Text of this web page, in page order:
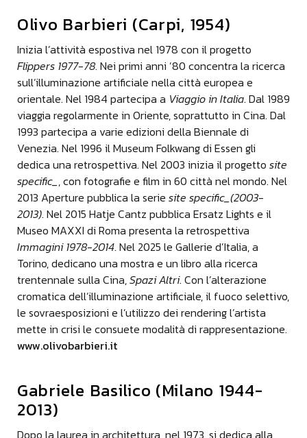
tempo, in modo tale da offrire ai mantovani,
alla città di Mantova, ai mantovani, di vedere
quella che è la città e il territorio mantovano e la
gente di Mantova attraverso l'occhio di questi
grandi fotografi.
Luca Giovannini - Direttore Generale -
Fondazione BAM
È una mostra molto importante perché è coerente
con i dettami della Fondazione BAM che sono, da
sempre, quelli di valorizzare il patrimonio artistico
e culturale della Città. Dal 2004 abbiamo
chiamato dei maestri fotografi che si sono
succeduti nell’immortalare Mantova, che nel
frattempo cambiava, ai quali si è unito, ora, Luca
Campigotto, che è considerato il fotografo della
notte. Alcuni suoi scatti notturni sono famosi in
tutto il mondo.
Mantova ha un richiamo importante dal punto di
vista turistico, grazie anche ai suoi monumenti
che questa diventi un'equazione vincente
Mario Peliti - Curatore Mostra
L'importanza di questa mostra, a mio avviso in
Olivo Barbieri (Carpi, 1954)
Inizia l’attività espostiva nel 1978 con il progetto
Flippers 1977-78. Nei primi anni ’80 concentra la ricerca
sull’illuminazione artificiale nella città europea e
orientale. Nel 1984 partecipa a Viaggio in Italia. Dal 1989
viaggia regolarmente in Oriente, soprattutto in Cina. Dal
1993 partecipa a varie edizioni della Biennale di
Venezia. Nel 1996 il Museum Folkwang di Essen gli
dedica una retrospettiva. Nel 2003 inizia il progetto site
specific_, con fotografie e film in 60 città nel mondo. Nel
2013 Aperture pubblica la serie site specific_(2003-
2013). Nel 2015 Hatje Cantz pubblica Ersatz Lights e il
Museo MAXXI di Roma presenta la retrospettiva
Immagini 1978-2014. Nel 2025 le Gallerie d’Italia, a
Torino, dedicano una mostra e un libro alla ricerca
trentennale sulla Cina,Spazi Altri. Con l’alterazione
cromatica dell’illuminazione artificiale, il fuoco selettivo,
le sovraesposizioni e l’utilizzo dei rendering l’artista
mette in crisi le consuete modalità di rappresentazione.
www.olivobarbieri.it
Gabriele Basilico (Milano 1944-
2013)